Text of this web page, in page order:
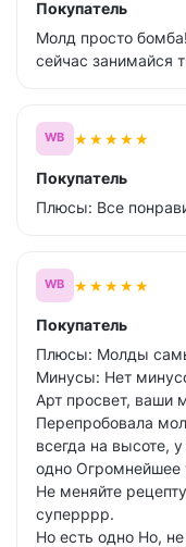
Покупатель
Молд просто
сейчас занимайся
WB ★★★★★
Покупатель
Плюсы: Все
WB ★★★★★
Покупатель
Плюсы: Молды
Минусы: Нет
Арт просвет, ваши
Перепробовала
всегда на высоте,
одно Огромнейшее
Не меняйте
суперррр.
Но есть одно Но,